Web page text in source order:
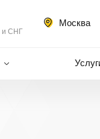
и СНГ
Москва